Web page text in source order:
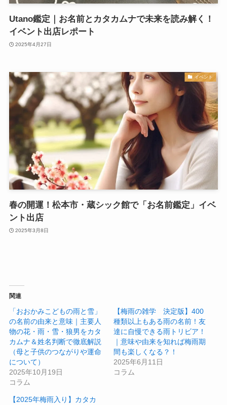
Utano鑑定｜お名前とカタカムナで未来を読み解く！
イベント出店レポート
2025年4月27日
イベント
春の開運！松本市・蔵シック館で「お名前鑑定」イベ
ント出店
2025年3月8日
関連
「おおかみこどもの雨と雪」
の名前の由来と意味｜主要人
物の花・雨・雪・狼男をカタ
カムナ＆姓名判断で徹底解説
（母と子供のつながりや運命
について）
2025年10月19日
コラム
【梅雨の雑学 決定版】400
種類以上もある雨の名前！友
達に自慢できる雨トリビア！
｜意味や由来を知れば梅雨期
間も楽しくなる？！
2025年6月11日
コラム
【2025年梅雨入り】カタカ